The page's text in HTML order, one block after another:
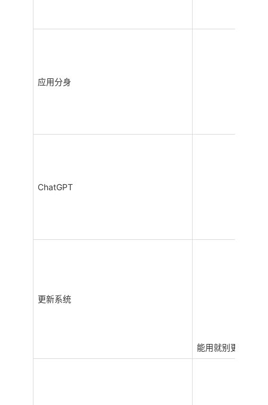
应用分身
ChatGPT
更新系统
能用就别更新